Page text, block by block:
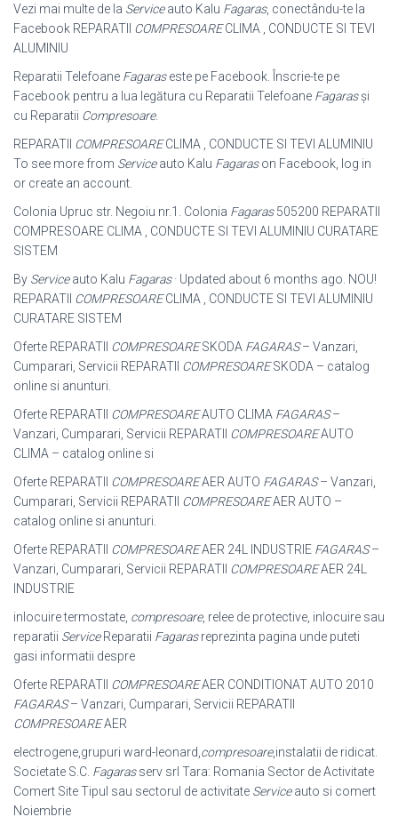
Vezi mai multe de la Serviceauto Kalu Fagaras, conectându-te la
Facebook REPARATII COMPRESOARECLIMA , CONDUCTE SI TEVI
ALUMINIU
Reparatii Telefoane Fagaraseste pe Facebook. Înscrie-te pe
Facebook pentru a lua legătura cu Reparatii Telefoane Fagarasşi
cu Reparatii Compresoare.
REPARATII COMPRESOARECLIMA , CONDUCTE SI TEVI ALUMINIU
To see more from Serviceauto Kalu Fagarason Facebook, log in
or create an account.
Colonia Upruc str. Negoiu nr.1. Colonia Fagaras505200 REPARATII
COMPRESOARE CLIMA , CONDUCTE SI TEVI ALUMINIU CURATARE
SISTEM
By Serviceauto Kalu Fagaras· Updated about 6 months ago. NOU!
REPARATII COMPRESOARECLIMA , CONDUCTE SI TEVI ALUMINIU
CURATARE SISTEM
Oferte REPARATII COMPRESOARESKODA FAGARAS– Vanzari,
Cumparari, Servicii REPARATII COMPRESOARESKODA – catalog
online si anunturi.
Oferte REPARATII COMPRESOAREAUTO CLIMA FAGARAS–
Vanzari, Cumparari, Servicii REPARATII COMPRESOAREAUTO
CLIMA – catalog online si
Oferte REPARATII COMPRESOAREAER AUTO FAGARAS– Vanzari,
Cumparari, Servicii REPARATII COMPRESOAREAER AUTO –
catalog online si anunturi.
Oferte REPARATII COMPRESOAREAER 24L INDUSTRIE FAGARAS–
Vanzari, Cumparari, Servicii REPARATII COMPRESOAREAER 24L
INDUSTRIE
inlocuire termostate, compresoare, relee de protective, inlocuire sau
reparatii ServiceReparatii Fagarasreprezinta pagina unde puteti
gasi informatii despre
Oferte REPARATII COMPRESOAREAER CONDITIONAT AUTO 2010
FAGARAS– Vanzari, Cumparari, Servicii REPARATII
COMPRESOAREAER
electrogene,grupuri ward-leonard,compresoare,instalatii de ridicat.
Societate S.C. Fagarasserv srl Tara: Romania Sector de Activitate
Comert Site Tipul sau sectorul de activitate Serviceauto si comert
Noiembrie